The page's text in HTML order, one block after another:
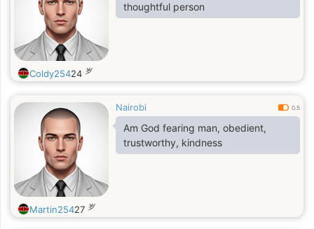
thoughtful person
Coldy25424 岁
Nairobi 0.5
Am God fearing man, obedient,
trustworthy, kindness
Martin25427 岁